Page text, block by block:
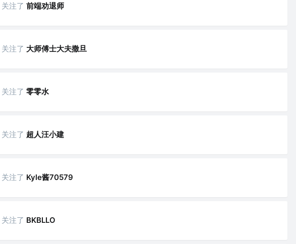
关注了 前端劝退师
关注了 大师傅士大夫撒旦
关注了 零零水
关注了 超人汪小建
关注了 Kyle酱70579
关注了 BKBLLO